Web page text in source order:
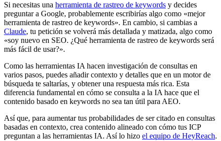
Si necesitas una herramienta de rastreo de keywords y decides
preguntar a Google, probablemente escribirías algo como «mejor
herramienta de rastreo de keywords». En cambio, si cambias a
Claude, tu petición se volverá más detallada y matizada, algo como
«soy nuevo en SEO. ¿Qué herramienta de rastreo de keywords será
más fácil de usar?».
Como las herramientas IA hacen investigación de consultas en
varios pasos, puedes añadir contexto y detalles que en un motor de
búsqueda te saltarías, y obtener una respuesta más rica. Esta
diferencia fundamental en cómo se consulta a la IA hace que el
contenido basado en keywords no sea tan útil para AEO.
Así que, para aumentar tus probabilidades de ser citado en consultas
basadas en contexto, crea contenido alineado con cómo tus ICP
preguntan a las herramientas IA. Así lo hizo el equipo de HeyReach.